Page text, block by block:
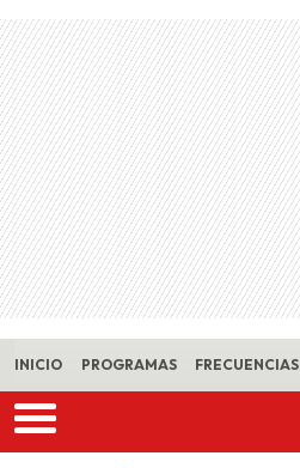
Skip to main content
INICIO PROGRAMAS FRECUENCIAS